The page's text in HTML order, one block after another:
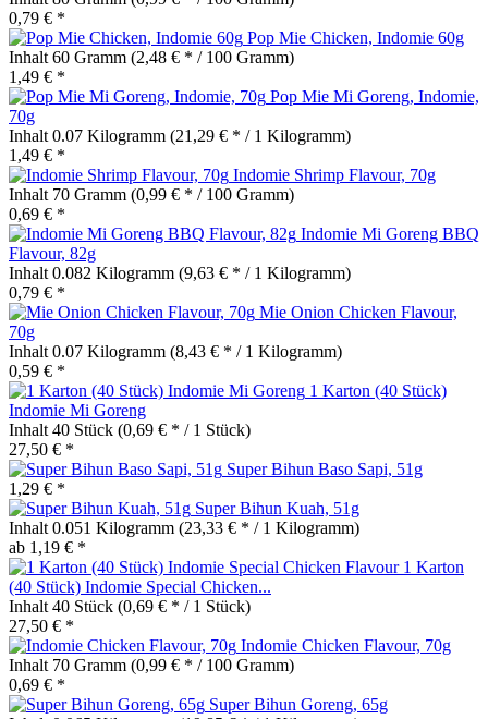
0,79 € *
Pop Mie Chicken, Indomie 60g
Inhalt 60 Gramm (2,48 € * / 100 Gramm)
1,49 € *
Pop Mie Mi Goreng, Indomie,
70g
Inhalt 0.07 Kilogramm (21,29 € * / 1 Kilogramm)
1,49 € *
Indomie Shrimp Flavour, 70g
Inhalt 70 Gramm (0,99 € * / 100 Gramm)
0,69 € *
Indomie Mi Goreng BBQ
Flavour, 82g
Inhalt 0.082 Kilogramm (9,63 € * / 1 Kilogramm)
0,79 € *
Mie Onion Chicken Flavour,
70g
Inhalt 0.07 Kilogramm (8,43 € * / 1 Kilogramm)
0,59 € *
1 Karton (40 Stück)
Indomie Mi Goreng
Inhalt 40 Stück (0,69 € * / 1 Stück)
27,50 € *
Super Bihun Baso Sapi, 51g
1,29 € *
Super Bihun Kuah, 51g
Inhalt 0.051 Kilogramm (23,33 € * / 1 Kilogramm)
ab 1,19 € *
1 Karton
(40 Stück) Indomie Special Chicken...
Inhalt 40 Stück (0,69 € * / 1 Stück)
27,50 € *
Indomie Chicken Flavour, 70g
Inhalt 70 Gramm (0,99 € * / 100 Gramm)
0,69 € *
Super Bihun Goreng, 65g